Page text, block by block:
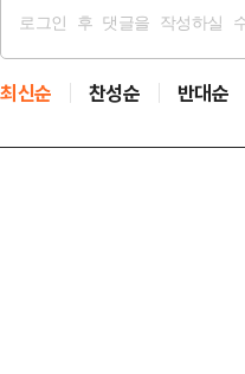
최신순 찬성순 반대순